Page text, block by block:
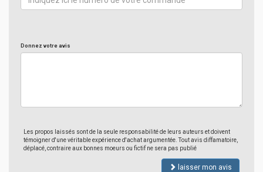
Donnez votre avis
Les propos laissés sont de la seule responsabilité de leurs auteurs et doivent
témoigner d'une véritable expérience d'achat argumentée. Tout avis diffamatoire,
déplacé, contraire aux bonnes moeurs ou fictif ne sera pas publié
laisser mon avis